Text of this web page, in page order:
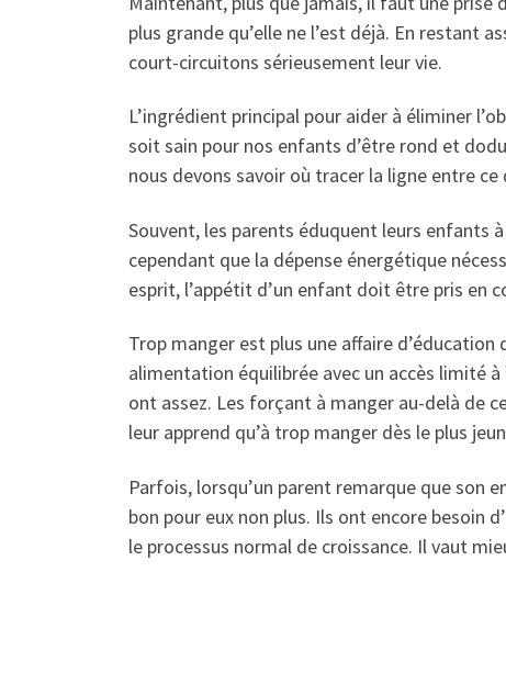
plus grande qu’elle ne l’est déjà. En restant
court-circuitons sérieusement leur vie.
L’ingrédient principal pour aider à éliminer
soit sain pour nos enfants d’être rond et
nous devons savoir où tracer la ligne entre
Souvent, les parents éduquent leurs enfants
cependant que la dépense énergétique
esprit, l’appétit d’un enfant doit être pris en
Trop manger est plus une affaire
alimentation équilibrée avec un accès limité
ont assez. Les forçant à manger au-delà de
leur apprend qu’à trop manger dès le plus
Parfois, lorsqu’un parent remarque que son
bon pour eux non plus. Ils ont encore besoin
le processus normal de croissance. Il vaut